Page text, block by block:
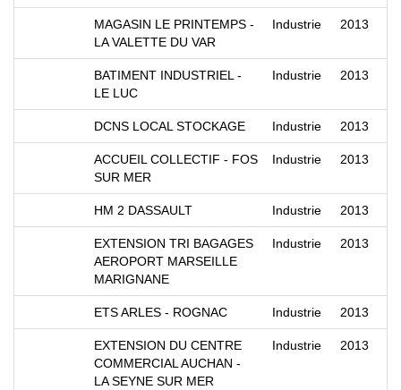
MAGASIN LE PRINTEMPS -
LA VALETTE DU VAR
Industrie 2013
BATIMENT INDUSTRIEL -
LE LUC
Industrie 2013
DCNS LOCAL STOCKAGE Industrie 2013
ACCUEIL COLLECTIF - FOS
SUR MER
Industrie 2013
HM 2 DASSAULT Industrie 2013
EXTENSION TRI BAGAGES
AEROPORT MARSEILLE
MARIGNANE
Industrie 2013
ETS ARLES - ROGNAC Industrie 2013
EXTENSION DU CENTRE
COMMERCIAL AUCHAN -
LA SEYNE SUR MER
Industrie 2013